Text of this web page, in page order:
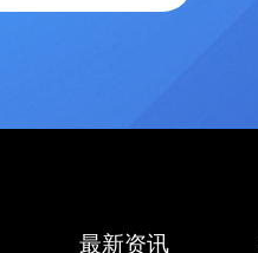
最新资讯